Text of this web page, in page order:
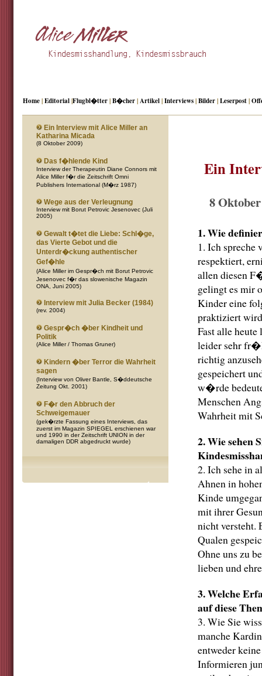
Home|Editorial|Flugbl�tter|B�cher|Artikel|Interviews|Bilder|Leserpost|
Ein Interview mit Alice Miller an
Katharina Micada
(8 Oktober 2009)
Das f�hlende Kind
Interview der Therapeutin Diane Connors mit
Alice Miller f�r die Zeitschrift Omni
Publishers International (M�rz 1987)
Wege aus der Verleugnung
Interview mit Borut Petrovic Jesenovec (Juli
2005)
Gewalt t�tet die Liebe: Schl�ge,
das Vierte Gebot und die
Unterdr�ckung authentischer
Gef�hle
(Alice Miller im Gespr�ch mit Borut Petrovic
Jesenovec f�r das slowenische Magazin
ONA, Juni 2005)
Interview mit Julia Becker (1984)
(rev. 2004)
Gespr�ch �ber Kindheit und
Politik
(Alice Miller / Thomas Gruner)
Kindern �ber Terror die Wahrheit
sagen
(Interview von Oliver Bantle, S�ddeutsche
Zeitung Okt. 2001)
F�r den Abbruch der
Schweigemauer
(gek�rzte Fassung eines Interviews, das
zuerst im Magazin SPIEGEL erschienen war
und 1990 in der Zeitschrift UNION in der
damaligen DDR abgedruckt wurde)
Ein
8
1. Wie
1. Ich spreche
respektiert,
allen diesen
gelingt es mir
Kinder eine
praktiziert
Fast alle
leider sehr
richtig
gespeichert
w�rde
Menschen
Wahrheit mit
2. Wie sehen
2. Ich sehe in
Ahnen in
Kinde
mit ihrer
nicht versteht.
Qualen
Ohne uns zu
lieben und
3. Welche
auf diese
3. Wie Sie
manche
entweder
Informieren